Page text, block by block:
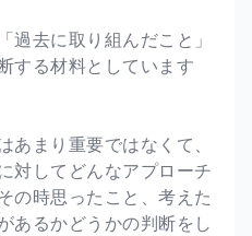
過去に取り組んだこと」
する材料としています
あまり重要ではなくて、
対してどんなアプローチ
の時思ったこと、考えた
あるかどうかの判断をし